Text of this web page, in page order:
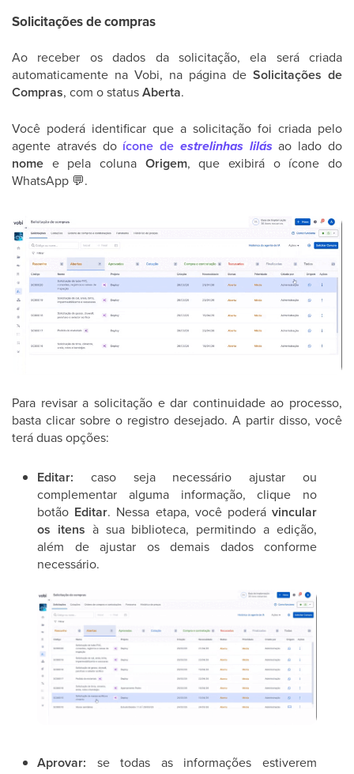
Solicitações de compras
Ao receber os dados da solicitação, ela será criada
automaticamente na Vobi, na página de Solicitações de
Compras, com o statusAberta.
Você poderá identificar que a solicitação foi criada pelo
agente através do ícone de estrelinhas lilás ao lado do
nome e pela coluna Origem, que exibirá o ícone do
WhatsApp 💬.
Para revisar a solicitação e dar continuidade ao processo,
basta clicar sobre o registro desejado. A partir disso, você
terá duas opções:
Editar: caso seja necessário ajustar ou
complementar alguma informação, clique no
botão Editar. Nessa etapa, você poderávincular
os itens à sua biblioteca, permitindo a edição,
além de ajustar os demais dados conforme
necessário.
Aprovar: se todas as informações estiverem